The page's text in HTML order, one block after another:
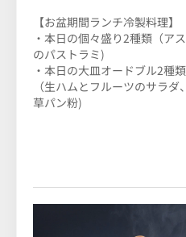
【お盆期間ランチ冷製料理】
・本日の個々盛り2種類（ア
のパストラミ)
・本日の大皿オードブル2種類
（生ハムとフルーツのサラ
草パン粉)